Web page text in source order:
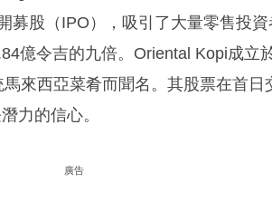
募股（IPO），吸引了大量零售投
億令吉的九倍。Oriental Kopi成立
來西亞菜肴而聞名。其股票在首日
力的信心。
廣告